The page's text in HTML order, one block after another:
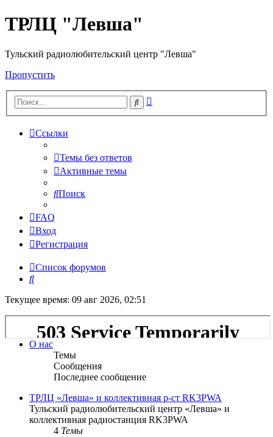
ТРЛЦ "Левша"
Тульский радиолюбительский центр "Левша"
Пропустить
Поиск
Ссылки
Темы без ответов
Активные темы
Поиск
FAQ
Вход
Регистрация
Список форумов
Поиск
Текущее время: 09 авг 2026, 02:51
О нас
Темы
Сообщения
Последнее сообщение
ТРЛЦ «Левша» и коллективная р-ст RK3PWA
Тульский радиолюбительский центр «Левша» и
коллективная радиостанция RK3PWA
4 Темы